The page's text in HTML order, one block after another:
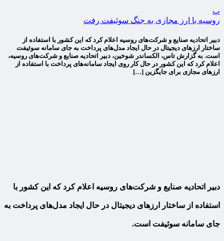
پ
روسیه با ارز مجازی به جنگ سوئیفت رفت
دبیر اتحادیه صنایع و شرکت‌های روسیه اعلام کرد که این کشور با استفاده از
ساختار ارزهای دیجیتال در حال ایجاد مدل‌های پرداخت به جای سامانه سوئیفت
است. به گزارش تاس، الکساندر شوخین، دبیر اتحادیه صنایع و شرکت‌های روسیه،
اعلام کرد که این کشور در حال کار روی ایجاد سامانه‌های پرداخت با استفاده از
ارزهای مجازی برای جایگزین […]
دبیر اتحادیه صنایع و شرکت‌های روسیه اعلام کرد که این کشور با
استفاده از ساختار ارزهای دیجیتال در حال ایجاد مدل‌های پرداخت به
جای سامانه سوئیفت است.